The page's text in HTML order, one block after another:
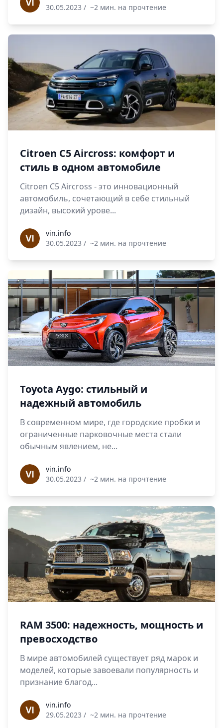
30.05.2023 / ~2 мин. на прочтение
Citroen C5 Aircross: комфорт и
стиль в одном автомобиле
Citroen C5 Aircross - это инновационный
автомобиль, сочетающий в себе стильный
дизайн, высокий урове...
vin.infovin.info
30.05.2023 / ~2 мин. на прочтение
Toyota Aygo: стильный и
надежный автомобиль
В современном мире, где городские пробки и
ограниченные парковочные места стали
обычным явлением, не...
vin.infovin.info
30.05.2023 / ~2 мин. на прочтение
RAM 3500: надежность, мощность и
превосходство
В мире автомобилей существует ряд марок и
моделей, которые завоевали популярность и
признание благод...
vin.infovin.info
29.05.2023 / ~2 мин. на прочтение